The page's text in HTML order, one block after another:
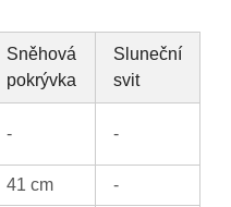
Sněhová
pokrývka
Sluneční
svit
- -
41 cm -